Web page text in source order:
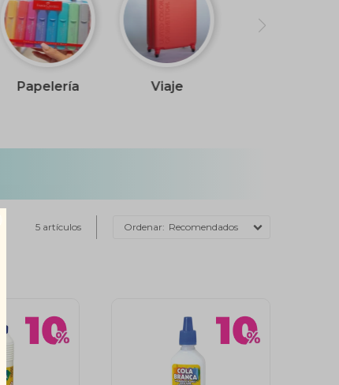
Papelería Viaje
5 artículos Recomendados